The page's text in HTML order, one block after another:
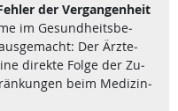
der Ver­gan­gen­heit
im Ge­sund­heits­be­
Der Ärz­te­
di­rek­te Fol­ge der Zu­
beim Me­di­zin­